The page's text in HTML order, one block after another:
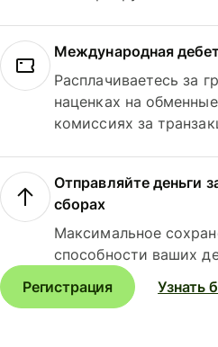
Международная
Расплачиваетесь за
наценках на
комиссиях за
Отправляйте деньги
сборах
Максимальное
способности ваших
Регистрация
Узнать